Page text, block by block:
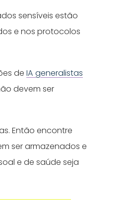
sensíveis estão
e nos protocolos
deIA generalistas
devem ser
Então encontre
ser armazenados e
e de saúde seja